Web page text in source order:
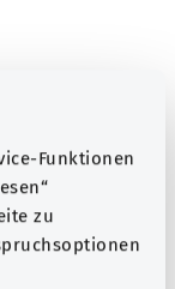
Funktionen
zu